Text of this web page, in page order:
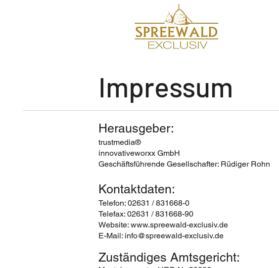
Impressum
Herausgeber:
trustmedia®
innovativeworxx GmbH
Geschäftsführende Gesellschafter: Rüdiger Rohn
Kontaktdaten​:
Telefon: 02631 / 831668-0
Telefax: 02631 / 831668-90
Website: www.spreewald-exclusiv.de
E-Mail: info@spreewald-exclusiv.de
Zuständiges Amtsgericht: